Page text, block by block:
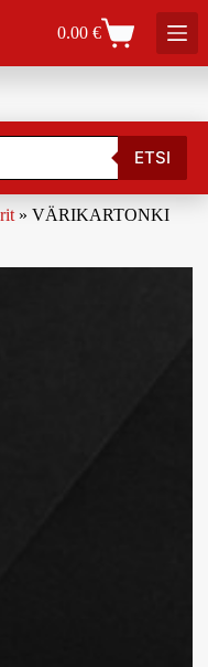
0.00€
ETSI
» VÄRIKARTONKI